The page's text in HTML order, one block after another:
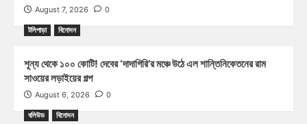
August 7, 2026 0
টলিপাড়া বিনোদন
শূন্য থেকে ১০০ কোটি! দেবের ‘দাদাগিরি’র মঞ্চে উঠে এল শান্তিনিকেতনের রাম
সাওয়ের লড়াইয়ের গল্প
August 6, 2026 0
বলিউড বিনোদন